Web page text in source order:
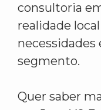
consultoria
realidade
necessidades
segmento.
Quer saber